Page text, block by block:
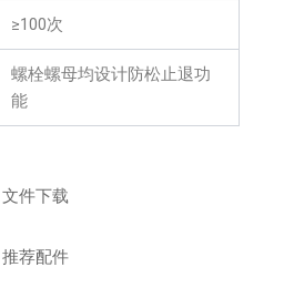
文件下载
推荐配件
≥100次
螺栓螺母均设计防松止退功
能